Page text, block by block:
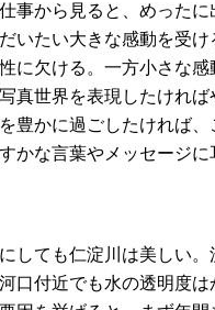
事から見ると、めった
いたい大きな感動を受
に欠ける。一方小さな
真世界を表現したけれ
豊かに過ごしたければ
かな言葉やメッセージ
しても仁淀川は美しい
口付近でも水の透明度